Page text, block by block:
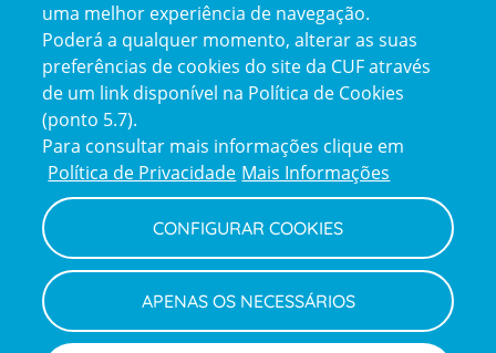
Reclamações
e
elogios
Policy
Política de Privacidade e Cookies
Termos e Condições
Declaração de Acessibilidade
Canal de Denúncias
Informações legais
uma melhor experiência de navegação.
Poderá a qualquer momento, alterar as suas
preferências de cookies do site da CUF através
de um link disponível na Política de Cookies
(ponto 5.7).
Para consultar mais informações clique em
Política de Privacidade Mais Informações
CONFIGURAR COOKIES
APENAS OS NECESSÁRIOS